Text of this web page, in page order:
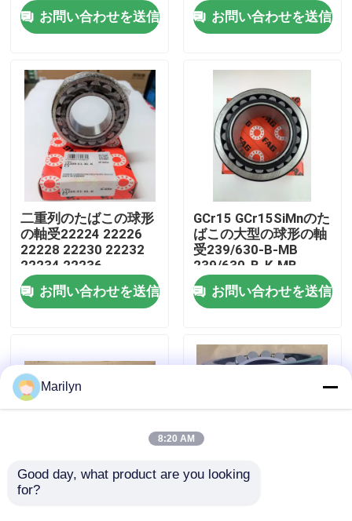
プロダクト
私達について
工場旅行
品質管理
ニュース
場合
お問い合わせを送信
お問い合わせを送信
二重列のたばこの球形
の軸受22224 22226
22228 22230 22232
22234 22236
お問い合わせを送信
GCr15 GCr15SiMnのた
ばこの大型の球形の軸
受239/630-B-MB
239/630-B-K-MB
お問い合わせを送信
農業機械のための球形
Marilyn
8:20 AM
Good day, what product are you looking
for?